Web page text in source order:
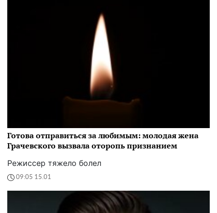
Готова отправиться за любимым: молодая жена
Грачевского вызвала оторопь признанием
Режиссер тяжело болел
09:05 15.01